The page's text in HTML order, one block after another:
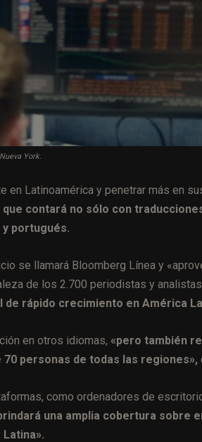
York.
en Latinoamérica y penetrar más en
contará no sólo con
portugués.
se llamará Bloomberg Línea y
de los 2.700 periodistas y
rápido crecimiento en América
en otros idiomas, «pero también
personas de todas las regiones»,
como ordenadores de
una amplia cobertura sobre